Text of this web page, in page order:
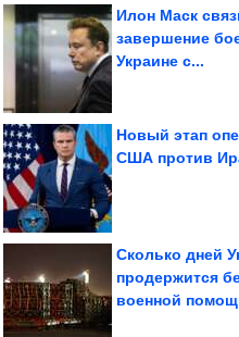
Илон Маск
завершение
Украине с...
Новый этап
США против
Сколько дней
продержится
военной